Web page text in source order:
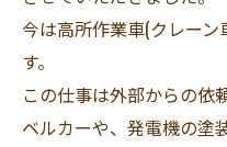
今は高所作業車(クレー
す。
この仕事は外部からの依
ベルカーや、発電機の塗